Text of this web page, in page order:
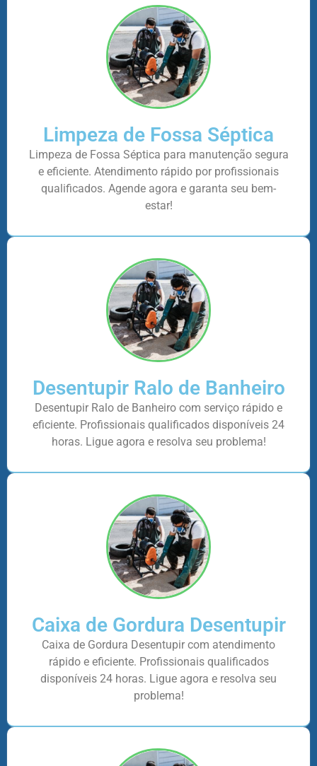
Limpeza de Fossa Séptica
Limpeza de Fossa Séptica para manutenção segura
e eficiente. Atendimento rápido por profissionais
qualificados. Agende agora e garanta seu bem-
estar!
Desentupir Ralo de Banheiro
Desentupir Ralo de Banheiro com serviço rápido e
eficiente. Profissionais qualificados disponíveis 24
horas. Ligue agora e resolva seu problema!
Caixa de Gordura Desentupir
Caixa de Gordura Desentupir com atendimento
rápido e eficiente. Profissionais qualificados
disponíveis 24 horas. Ligue agora e resolva seu
problema!